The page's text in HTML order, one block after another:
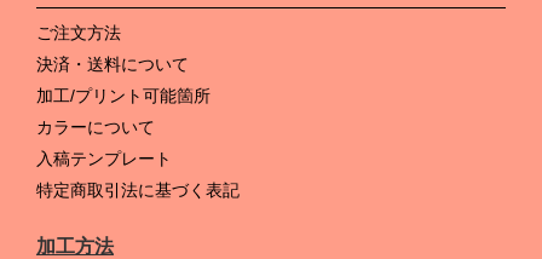
ご注文方法
決済・送料について
加工/プリント可能箇所
カラーについて
入稿テンプレート
特定商取引法に基づく表記
加工方法